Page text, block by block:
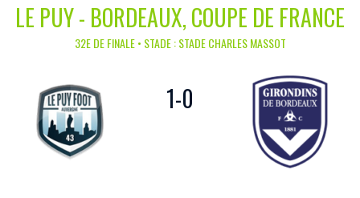
LE PUY - BORDEAUX, COUPE DE FRANCE
32E DE FINALE • STADE : STADE CHARLES MASSOT
1-0